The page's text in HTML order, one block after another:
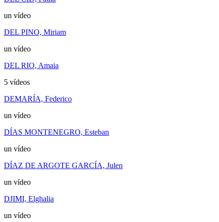
un vídeo
DEL PINO, Miriam
un vídeo
DEL RIO, Amaia
5 vídeos
DEMARÍA, Federico
un vídeo
DÍAS MONTENEGRO, Esteban
un vídeo
DÍAZ DE ARGOTE GARCÍA, Julen
un vídeo
DJIMI, Elghalia
un vídeo